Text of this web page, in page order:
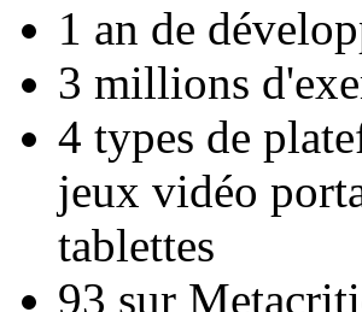
1 an de
3 millions
4 types de
jeux vidéo
tablettes
93 sur